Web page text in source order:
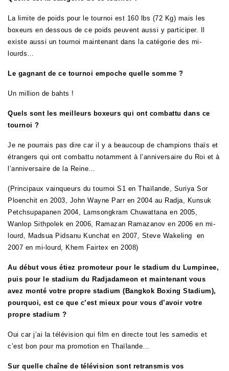
La limite de poids pour le tournoi est 160 lbs (72 Kg) mais les
boxeurs en dessous de ce poids peuvent aussi y participer. Il
existe aussi un tournoi maintenant dans la catégorie des mi-
lourds…
Le gagnant de ce tournoi empoche quelle somme ?
Un million de bahts !
Quels sont les meilleurs boxeurs qui ont combattu dans ce
tournoi ?
Je ne pourrais pas dire car il y a beaucoup de champions thaïs et
étrangers qui ont combattu notamment à l’anniversaire du Roi et à
l’anniversaire de la Reine…
(Principaux vainqueurs du tournoi S1 en Thaïlande, Suriya Sor
Ploenchit en 2003, John Wayne Parr en 2004 au Radja, Kunsuk
Petchsupapanen 2004, Lamsongkram Chuwattana en 2005,
Wanlop Sithpolek en 2006, Ramazan Ramazanov en 2006 en mi-
lourd, Madsua Pidsanu Kunchat en 2007, Steve Wakeling
en
2007 en mi-lourd, Khem Fairtex en 2008)
Au début vous étiez promoteur pour le stadium du Lumpinee,
puis pour le stadium du Radjadameon et maintenant vous
avez monté votre propre stadium (Bangkok Boxing Stadium),
pourquoi, est ce que c’est mieux pour vous d’avoir votre
propre stadium ?
Oui car j’ai la télévision qui film en directe tout les samedis et
c’est bon pour ma promotion en Thaïlande…
Sur quelle chaîne de télévision sont retransmis vos